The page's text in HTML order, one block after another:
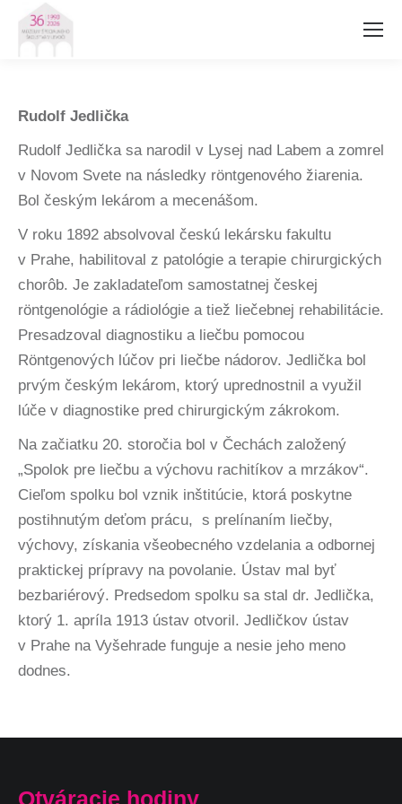
Rudolf Jedlička
Rudolf Jedlička sa narodil v Lysej nad Labem a zomrel
v Novom Svete na následky röntgenového žiarenia.
Bol českým lekárom a mecenášom.
V roku 1892 absolvoval českú lekársku fakultu
v Prahe, habilitoval z patológie a terapie chirurgických
chorôb. Je zakladateľom samostatnej českej
röntgenológie a rádiológie a tiež liečebnej rehabilitácie.
Presadzoval diagnostiku a liečbu pomocou
Röntgenových lúčov pri liečbe nádorov. Jedlička bol
prvým českým lekárom, ktorý uprednostnil a využil
lúče v diagnostike pred chirurgickým zákrokom.
Na začiatku 20. storočia bol v Čechách založený
„Spolok pre liečbu a výchovu rachitíkov a mrzákov“.
Cieľom spolku bol vznik inštitúcie, ktorá poskytne
postihnutým deťom prácu, s prelínaním liečby,
výchovy, získania všeobecného vzdelania a odbornej
praktickej prípravy na povolanie. Ústav mal byť
bezbariérový. Predsedom spolku sa stal dr. Jedlička,
ktorý 1. apríla 1913 ústav otvoril. Jedličkov ústav
v Prahe na Vyšehrade funguje a nesie jeho meno
dodnes.
Otváracie hodiny